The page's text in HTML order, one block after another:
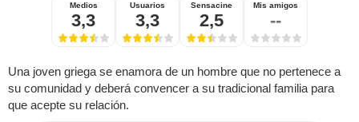
Medios
3,3
Usuarios
3,3
Sensacine
2,5
Mis amigos
--
Una joven griega se enamora de un hombre que no pertenece a
su comunidad y deberá convencer a su tradicional familia para
que acepte su relación.